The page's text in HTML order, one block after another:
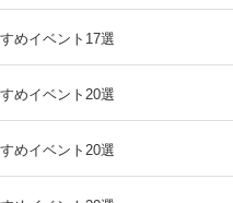
めイベント17選
めイベント20選
めイベント20選